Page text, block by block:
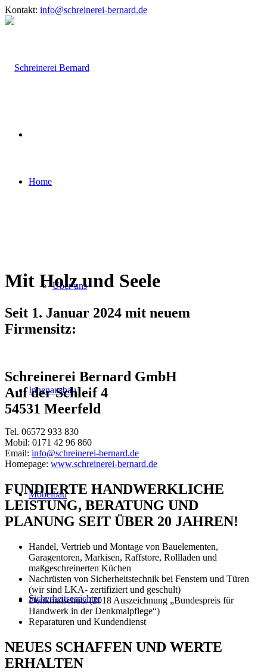
Kontakt: info@schreinerei-bernard.de
Home
Über uns
Innenausbau
Möbelbau
Sicherheitserrichter
Mit Holz und Seele
Seit 1. Januar 2024 mit neuem
Firmensitz:
Schreinerei Bernard GmbH
Auf der Schleif 4
54531 Meerfeld
Tel. 06572 933 830
Mobil: 0171 42 96 860
Email: info@schreinerei-bernard.de
Homepage: www.schreinerei-bernard.de
FUNDIERTE HANDWERKLICHE
LEISTUNG, BERATUNG UND
PLANUNG SEIT ÜBER 20 JAHREN!
Handel, Vertrieb und Montage von Bauelementen,
Garagentoren, Markisen, Raffstore, Rollladen und
maßgeschreinerten Küchen
Nachrüsten von Sicherheitstechnik bei Fenstern und Türen
(wir sind LKA- zertifiziert und geschult)
Denkmalschutz (2018 Auszeichnung „Bundespreis für
Handwerk in der Denkmalpflege“)
Reparaturen und Kundendienst
NEUES SCHAFFEN UND WERTE
ERHALTEN